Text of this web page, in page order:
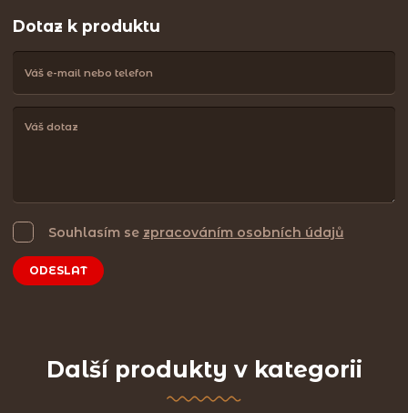
Dotaz k produktu
Souhlasím se zpracováním osobních údajů
ODESLAT
Další produkty v kategorii